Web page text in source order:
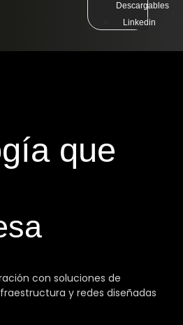
Descargables
Linkedin
que
con soluciones de
y redes diseñadas